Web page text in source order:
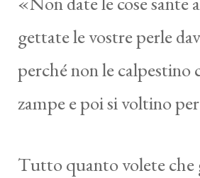
gettate le vostre perle
perché non le calpestino
zampe e poi si voltino
Tutto quanto volete